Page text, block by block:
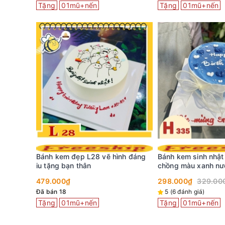
Tặng 01mũ+nến
Bánh kem đẹp L28 vẽ hình đáng
iu tặng bạn thân
479.000₫
Đã bán 18
Tặng 01mũ+nến
Tặng 01mũ+nến
Bánh kem sinh
chồng màu xanh
298.000₫
5 (6 đánh giá)
Tặng 01mũ+nến